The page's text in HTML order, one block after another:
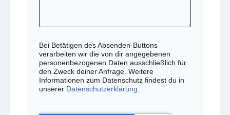
Bei Betätigen des Absenden-Buttons
verarbeiten wir die von dir angegebenen
personenbezogenen Daten ausschließlich für
den Zweck deiner Anfrage. Weitere
Informationen zum Datenschutz findest du in
unserer Datenschutzerklärung